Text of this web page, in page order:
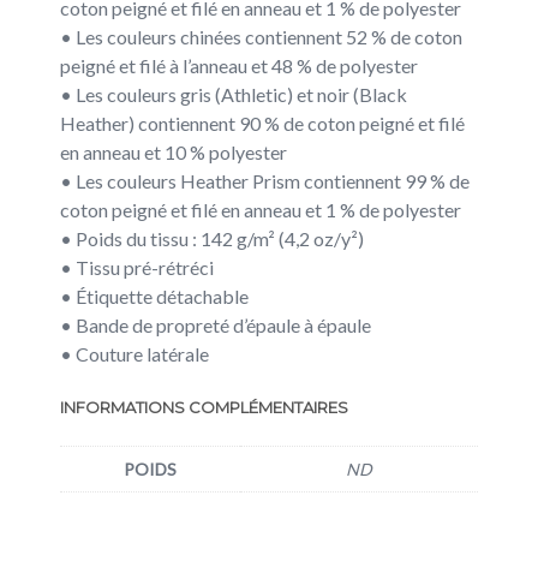
coton peigné et filé en anneau et 1 % de polyester
• Les couleurs chinées contiennent 52 % de coton
peigné et filé à l’anneau et 48 % de polyester
• Les couleurs gris (Athletic) et noir (Black
Heather) contiennent 90 % de coton peigné et filé
en anneau et 10 % polyester
• Les couleurs Heather Prism contiennent 99 % de
coton peigné et filé en anneau et 1 % de polyester
• Poids du tissu : 142 g/m² (4,2 oz/y²)
• Tissu pré-rétréci
• Étiquette détachable
• Bande de propreté d’épaule à épaule
• Couture latérale
INFORMATIONS COMPLÉMENTAIRES
POIDS ND